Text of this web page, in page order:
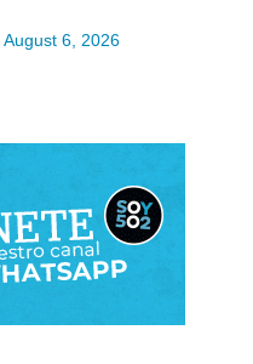
August 6, 2026